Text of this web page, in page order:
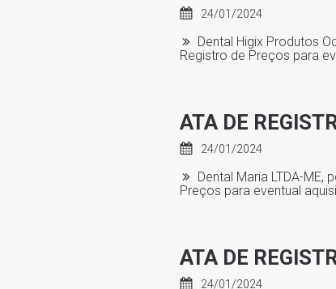
24/01/2024
Dental Higix Produtos
Registro de Preços para
ATA DE
24/01/2024
Dental Maria LTDA-
Preços para eventual
ATA DE
24/01/2024